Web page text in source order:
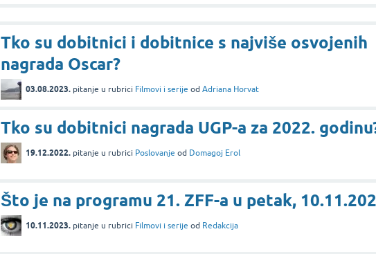
Tko su dobitnici i dobitnice s najviše osvojenih
nagrada Oscar?
03.08.2023. pitanje u rubrici Filmovi i serije od Adriana Horvat
Tko su dobitnici nagrada UGP-a za 2022.
19.12.2022. pitanje u rubrici Poslovanje od Domagoj Erol
Što je na programu 21. ZFF-a u petak,
10.11.2023. pitanje u rubrici Filmovi i serije od Redakcija